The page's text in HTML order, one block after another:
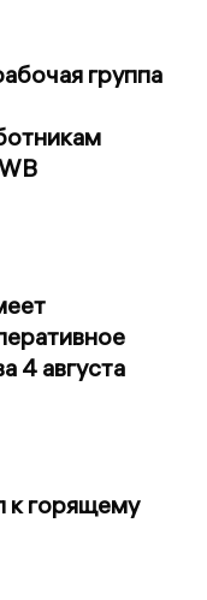
группа
4 августа
горящему